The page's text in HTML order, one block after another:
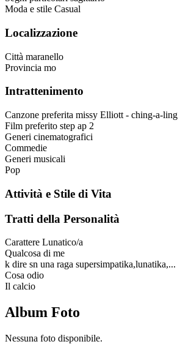
Moda e stile Casual
Localizzazione
Città maranello
Provincia mo
Intrattenimento
Canzone preferita missy Elliott - ching-a-ling
Film preferito step ap 2
Generi cinematografici
Commedie
Generi musicali
Pop
Attività e Stile di Vita
Tratti della Personalità
Carattere Lunatico/a
Qualcosa di me
k dire sn una raga supersimpatika,lunatika,...
Cosa odio
Il calcio
Album Foto
Nessuna foto disponibile.